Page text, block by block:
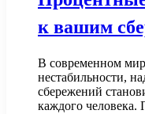
к вашим
В современном
нестабильности,
сбережений
каждого